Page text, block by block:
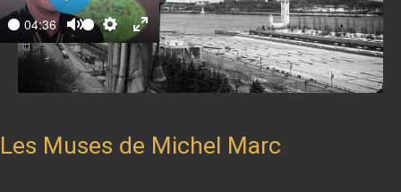
04:36
Mute SettingsEnter
fullscreen
Play
Les Muses de Michel Marc